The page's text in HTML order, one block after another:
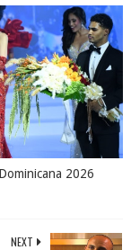
2026
NEXT